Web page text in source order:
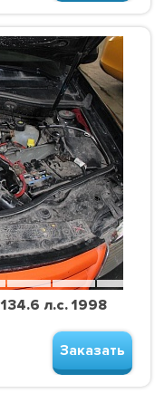
л.с. 1998
Заказать